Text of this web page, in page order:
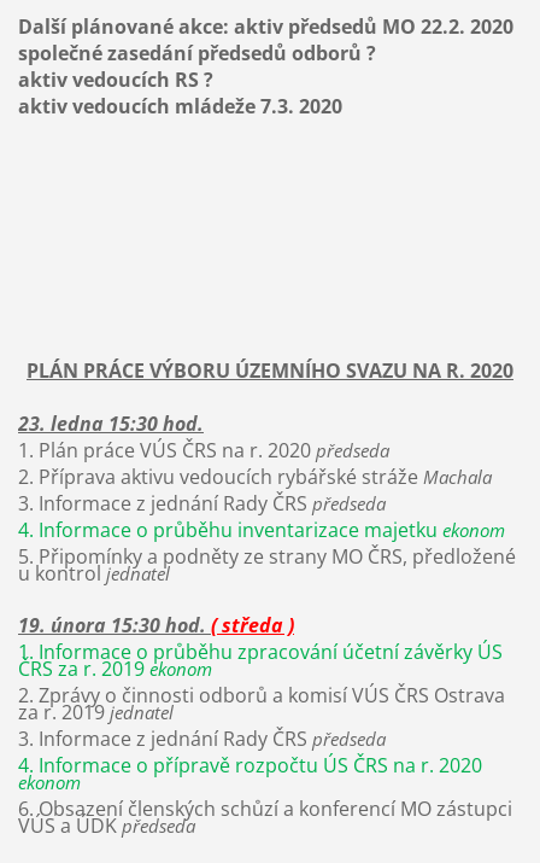
Další plánované akce: aktiv předsedů MO 22.2. 2020
společné zasedání předsedů odborů ?
aktiv vedoucích RS ?
aktiv vedoucích mládeže 7.3. 2020
PLÁN PRÁCE VÝBORU ÚZEMNÍHO SVAZU NA R. 2020
23. ledna 15:30 hod.
1. Plán práce VÚS ČRS na r. 2020 předseda
2. Příprava aktivu vedoucích rybářské stráže Machala
3. Informace z jednání Rady ČRS předseda
4. Informace o průběhu inventarizace majetku ekonom
5. Připomínky a podněty ze strany MO ČRS, předložené
u kontroljednatel
19. února 15:30 hod. ( středa )
1. Informace o průběhu zpracování účetní závěrky ÚS
ČRS za r. 2019 ekonom
2. Zprávy o činnosti odborů a komisí VÚS ČRS Ostrava
za r. 2019 jednatel
3. Informace z jednání Rady ČRS předseda
4. Informace o přípravě rozpočtu ÚS ČRS na r. 2020
ekonom
6. Obsazení členských schůzí a konferencí MO zástupci
VÚS a ÚDK předseda